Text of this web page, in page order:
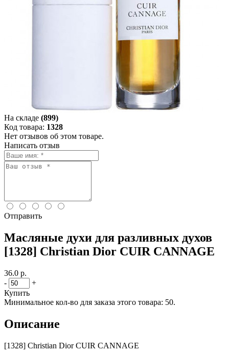
На складе (899)
Код товара: 1328
Нет отзывов об этом товаре.
Написать отзыв
Отправить
Масляные духи для разливных духов
[1328] Christian Dior CUIR CANNAGE
36.0 р.
-
+
Купить
Минимальное кол-во для заказа этого товара: 50.
Описание
[1328] Christian Dior CUIR CANNAGE